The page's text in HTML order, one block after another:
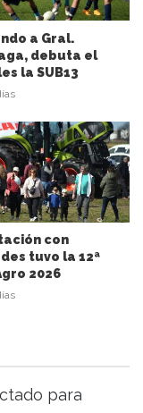
a Gral.
debuta el
la SUB13
con
tuvo la 12ª
2026
para